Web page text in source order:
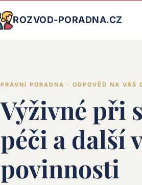
ROZVOD-PORADNA.CZ
PRÁVNÍ PORADNA · ODPOVĚĎ NA VÁŠ
Výživné při
péči a další
povinnosti